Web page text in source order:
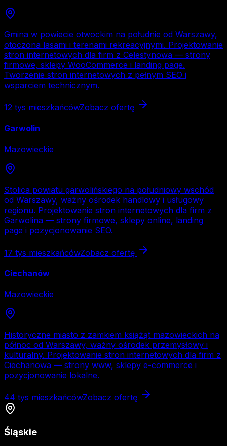
Gmina w powiecie otwockim na południe od Warszawy,
otoczona lasami i terenami rekreacyjnymi. Projektowanie
stron internetowych dla firm z Celestynowa — strony
firmowe, sklepy WooCommerce i landing page.
Tworzenie stron internetowych z pełnym SEO i
wsparciem technicznym.
12 tys mieszkańcówZobacz ofertę
Garwolin
Mazowieckie
Stolica powiatu garwolińskiego na południowy wschód
od Warszawy, ważny ośrodek handlowy i usługowy
regionu. Projektowanie stron internetowych dla firm z
Garwolina — strony firmowe, sklepy online, landing
page i pozycjonowanie SEO.
17 tys mieszkańcówZobacz ofertę
Ciechanów
Mazowieckie
Historyczne miasto z zamkiem książąt mazowieckich na
północ od Warszawy, ważny ośrodek przemysłowy i
kulturalny. Projektowanie stron internetowych dla firm z
Ciechanowa — strony www, sklepy e-commerce i
pozycjonowanie lokalne.
44 tys mieszkańcówZobacz ofertę
Śląskie